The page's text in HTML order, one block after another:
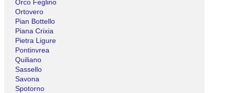
Orco Feglino
Ortovero
Pian Bottello
Piana Crixia
Pietra Ligure
Pontinvrea
Quiliano
Sassello
Savona
Spotorno